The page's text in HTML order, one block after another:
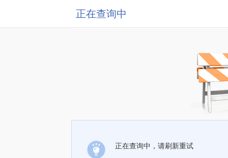
正在查询中
正在查询中，请刷新重试